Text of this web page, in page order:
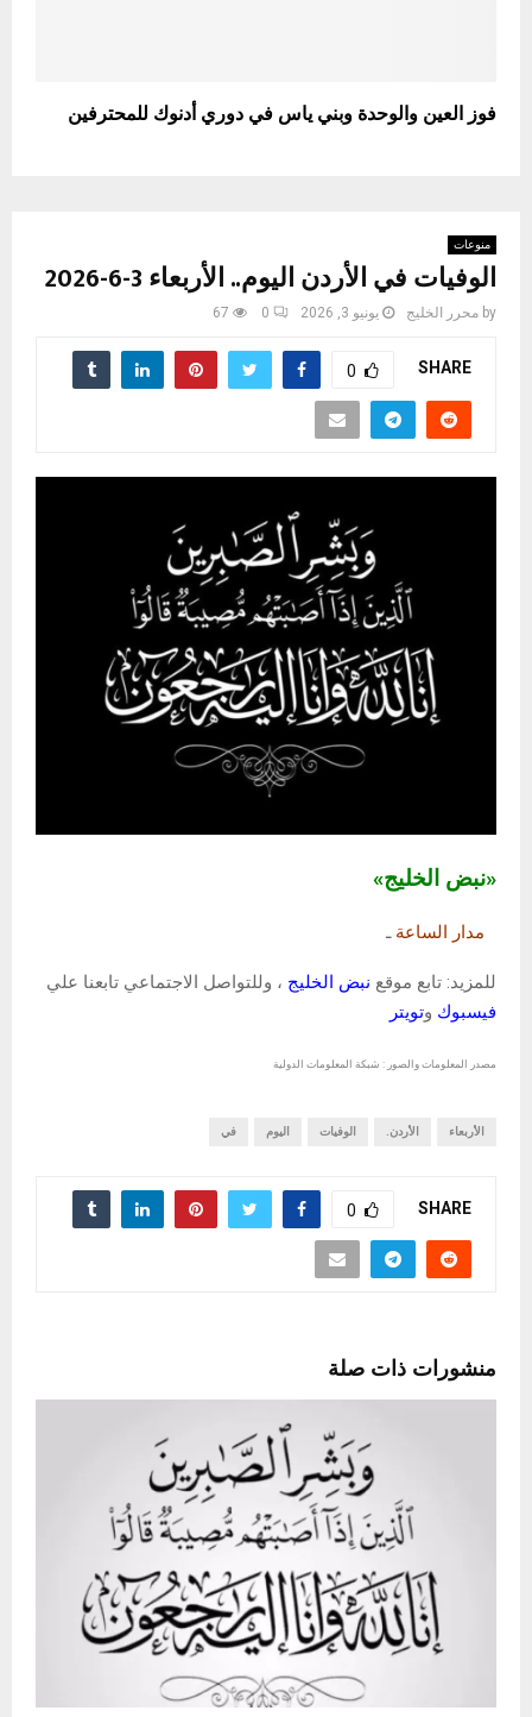
فوز العين والوحدة وبني ياس في دوري أدنوك للمحترفين
منوعات
الوفيات في الأردن اليوم.. الأربعاء 3-6-2026
by محرر الخليج يونيو 3, 2026 0
67
SHARE
0
«نبض الخليج»
مدار الساعةـ
للمزيد: تابع موقع نبض الخليج ، وللتواصل الاجتماعي تابعنا علي
فيسبوك وتويتر
مصدر المعلومات والصور : شبكة المعلومات الدولية
الأربعاء الأردن. الوفيات اليوم في
SHARE
0
منشورات ذات صلة